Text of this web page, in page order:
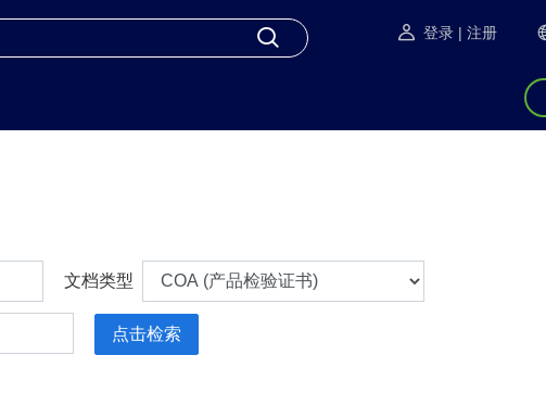
登录 | 注册
文档类型